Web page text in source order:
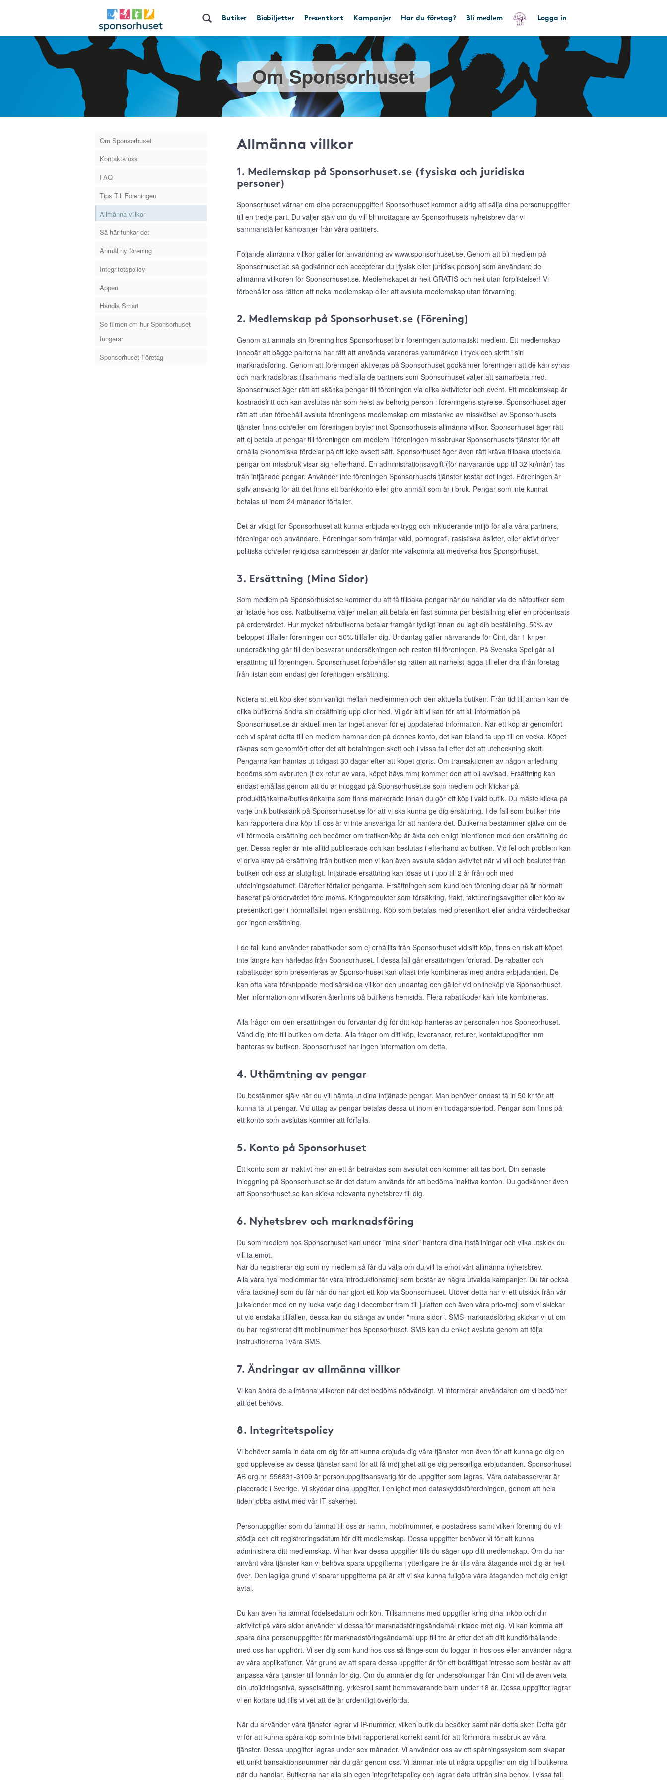
Butiker Biobiljetter Presentkort Kampanjer Har du företag? Bli medlem Logga in
Om Sponsorhuset
Om Sponsorhuset
Kontakta oss
FAQ
Tips Till Föreningen
Allmänna villkor
Så här funkar det
Anmäl ny förening
Integritetspolicy
Appen
Handla Smart
Se filmen om hur Sponsorhuset
fungerar
Sponsorhuset Företag
Allmänna villkor
1. Medlemskap på Sponsorhuset.se (fysiska och juridiska
personer)
Sponsorhuset värnar om dina personuppgifter! Sponsorhuset kommer aldrig att sälja dina personuppgifter
till en tredje part. Du väljer själv om du vill bli mottagare av Sponsorhusets nyhetsbrev där vi
sammanställer kampanjer från våra partners.
Följande allmänna villkor gäller för användning av www.sponsorhuset.se. Genom att bli medlem på
Sponsorhuset.se så godkänner och accepterar du [fysisk eller juridisk person] som användare de
allmänna villkoren för Sponsorhuset.se. Medlemskapet är helt GRATIS och helt utan förpliktelser! Vi
förbehåller oss rätten att neka medlemskap eller att avsluta medlemskap utan förvarning.
2. Medlemskap på Sponsorhuset.se (Förening)
Genom att anmäla sin förening hos Sponsorhuset blir föreningen automatiskt medlem. Ett medlemskap
innebär att bägge parterna har rätt att använda varandras varumärken i tryck och skrift i sin
marknadsföring. Genom att föreningen aktiveras på Sponsorhuset godkänner föreningen att de kan synas
och marknadsföras tillsammans med alla de partners som Sponsorhuset väljer att samarbeta med.
Sponsorhuset äger rätt att skänka pengar till föreningen via olika aktiviteter och event. Ett medlemskap är
kostnadsfritt och kan avslutas när som helst av behörig person i föreningens styrelse. Sponsorhuset äger
rätt att utan förbehåll avsluta föreningens medlemskap om misstanke av misskötsel av Sponsorhusets
tjänster finns och/eller om föreningen bryter mot Sponsorhusets allmänna villkor. Sponsorhuset äger rätt
att ej betala ut pengar till föreningen om medlem i föreningen missbrukar Sponsorhusets tjänster för att
erhålla ekonomiska fördelar på ett icke avsett sätt. Sponsorhuset äger även rätt kräva tillbaka utbetalda
pengar om missbruk visar sig i efterhand. En administrationsavgift (för närvarande upp till 32 kr/mån) tas
från intjänade pengar. Använder inte föreningen Sponsorhusets tjänster kostar det inget. Föreningen är
själv ansvarig för att det finns ett bankkonto eller giro anmält som är i bruk. Pengar som inte kunnat
betalas ut inom 24 månader förfaller.
Det är viktigt för Sponsorhuset att kunna erbjuda en trygg och inkluderande miljö för alla våra partners,
föreningar och användare. Föreningar som främjar våld, pornografi, rasistiska åsikter, eller aktivt driver
politiska och/eller religiösa särintressen är därför inte välkomna att medverka hos Sponsorhuset.
3. Ersättning (Mina Sidor)
Som medlem på Sponsorhuset.se kommer du att få tillbaka pengar när du handlar via de nätbutiker som
är listade hos oss. Nätbutikerna väljer mellan att betala en fast summa per beställning eller en procentsats
på ordervärdet. Hur mycket nätbutikerna betalar framgår tydligt innan du lagt din beställning. 50% av
beloppet tillfaller föreningen och 50% tillfaller dig. Undantag gäller närvarande för Cint, där 1 kr per
undersökning går till den besvarar undersökningen och resten till föreningen. På Svenska Spel går all
ersättning till föreningen. Sponsorhuset förbehåller sig rätten att närhelst lägga till eller dra ifrån företag
från listan som endast ger föreningen ersättning.
Notera att ett köp sker som vanligt mellan medlemmen och den aktuella butiken. Från tid till annan kan de
olika butikerna ändra sin ersättning upp eller ned. Vi gör allt vi kan för att all information på
Sponsorhuset.se är aktuell men tar inget ansvar för ej uppdaterad information. När ett köp är genomfört
och vi spårat detta till en medlem hamnar den på dennes konto, det kan ibland ta upp till en vecka. Köpet
räknas som genomfört efter det att betalningen skett och i vissa fall efter det att utcheckning skett.
Pengarna kan hämtas ut tidigast 30 dagar efter att köpet gjorts. Om transaktionen av någon anledning
bedöms som avbruten (t ex retur av vara, köpet hävs mm) kommer den att bli avvisad. Ersättning kan
endast erhållas genom att du är inloggad på Sponsorhuset.se som medlem och klickar på
produktlänkarna/butikslänkarna som finns markerade innan du gör ett köp i vald butik. Du måste klicka på
varje unik butikslänk på Sponsorhuset.se för att vi ska kunna ge dig ersättning. I de fall som butiker inte
kan rapportera dina köp till oss är vi inte ansvariga för att hantera det. Butikerna bestämmer själva om de
vill förmedla ersättning och bedömer om trafiken/köp är äkta och enligt intentionen med den ersättning de
ger. Dessa regler är inte alltid publicerade och kan beslutas i efterhand av butiken. Vid fel och problem kan
vi driva krav på ersättning från butiken men vi kan även avsluta sådan aktivitet när vi vill och beslutet från
butiken och oss är slutgiltigt. Intjänade ersättning kan lösas ut i upp till 2 år från och med
utdelningsdatumet. Därefter förfaller pengarna. Ersättningen som kund och förening delar på är normalt
baserat på ordervärdet före moms. Kringprodukter som försäkring, frakt, faktureringsavgifter eller köp av
presentkort ger i normalfallet ingen ersättning. Köp som betalas med presentkort eller andra värdecheckar
ger ingen ersättning.
I de fall kund använder rabattkoder som ej erhållits från Sponsorhuset vid sitt köp, finns en risk att köpet
inte längre kan härledas från Sponsorhuset. I dessa fall går ersättningen förlorad. De rabatter och
rabattkoder som presenteras av Sponsorhuset kan oftast inte kombineras med andra erbjudanden. De
kan ofta vara förknippade med särskilda villkor och undantag och gäller vid onlineköp via Sponsorhuset.
Mer information om villkoren återfinns på butikens hemsida. Flera rabattkoder kan inte kombineras.
Alla frågor om den ersättningen du förväntar dig för ditt köp hanteras av personalen hos Sponsorhuset.
Vänd dig inte till butiken om detta. Alla frågor om ditt köp, leveranser, returer, kontaktuppgifter mm
hanteras av butiken. Sponsorhuset har ingen information om detta.
4. Uthämtning av pengar
Du bestämmer själv när du vill hämta ut dina intjänade pengar. Man behöver endast få in 50 kr för att
kunna ta ut pengar. Vid uttag av pengar betalas dessa ut inom en tiodagarsperiod. Pengar som finns på
ett konto som avslutas kommer att förfalla.
5. Konto på Sponsorhuset
Ett konto som är inaktivt mer än ett år betraktas som avslutat och kommer att tas bort. Din senaste
inloggning på Sponsorhuset.se är det datum används för att bedöma inaktiva konton. Du godkänner även
att Sponsorhuset.se kan skicka relevanta nyhetsbrev till dig.
6. Nyhetsbrev och marknadsföring
Du som medlem hos Sponsorhuset kan under "mina sidor" hantera dina inställningar och vilka utskick du
vill ta emot.
När du registrerar dig som ny medlem så får du välja om du vill ta emot vårt allmänna nyhetsbrev.
Alla våra nya medlemmar får våra introduktionsmejl som består av några utvalda kampanjer. Du får också
våra tackmejl som du får när du har gjort ett köp via Sponsorhuset. Utöver detta har vi ett utskick från vår
julkalender med en ny lucka varje dag i december fram till julafton och även våra prio-mejl som vi skickar
ut vid enstaka tillfällen, dessa kan du stänga av under "mina sidor". SMS-marknadsföring skickar vi ut om
du har registrerat ditt mobilnummer hos Sponsorhuset. SMS kan du enkelt avsluta genom att följa
instruktionerna i våra SMS.
7. Ändringar av allmänna villkor
Vi kan ändra de allmänna villkoren när det bedöms nödvändigt. Vi informerar användaren om vi bedömer
att det behövs.
8. Integritetspolicy
Vi behöver samla in data om dig för att kunna erbjuda dig våra tjänster men även för att kunna ge dig en
god upplevelse av dessa tjänster samt för att få möjlighet att ge dig personliga erbjudanden. Sponsorhuset
AB org.nr. 556831-3109 är personuppgiftsansvarig för de uppgifter som lagras. Våra databasservrar är
placerade i Sverige. Vi skyddar dina uppgifter, i enlighet med dataskyddsförordningen, genom att hela
tiden jobba aktivt med vår IT-säkerhet.
Personuppgifter som du lämnat till oss är namn, mobilnummer, e-postadress samt vilken förening du vill
stödja och ett registreringsdatum för ditt medlemskap. Dessa uppgifter behöver vi för att kunna
administrera ditt medlemskap. Vi har kvar dessa uppgifter tills du säger upp ditt medlemskap. Om du har
använt våra tjänster kan vi behöva spara uppgifterna i ytterligare tre år tills våra åtagande mot dig är helt
över. Den lagliga grund vi sparar uppgifterna på är att vi ska kunna fullgöra våra åtaganden mot dig enligt
avtal.
Du kan även ha lämnat födelsedatum och kön. Tillsammans med uppgifter kring dina inköp och din
aktivitet på våra sidor använder vi dessa för marknadsföringsändamål riktade mot dig. Vi kan komma att
spara dina personuppgifter för marknadsföringsändamål upp till tre år efter det att ditt kundförhållande
med oss har upphört. Vi ser dig som kund hos oss så länge som du loggar in hos oss eller använder några
av våra applikationer. Vår grund av att spara dessa uppgifter är för ett berättigat intresse som består av att
anpassa våra tjänster till förmån för dig. Om du anmäler dig för undersökningar från Cint vill de även veta
din utbildningsnivå, sysselsättning, yrkesroll samt hemmavarande barn under 18 år. Dessa uppgifter lagrar
vi en kortare tid tills vi vet att de är ordentligt överförda.
När du använder våra tjänster lagrar vi IP-nummer, vilken butik du besöker samt när detta sker. Detta gör
vi för att kunna spåra köp som inte blivit rapporterat korrekt samt för att förhindra missbruk av våra
tjänster. Dessa uppgifter lagras under sex månader. Vi använder oss av ett spårningssystem som skapar
ett unikt transaktionsnummer när du går genom oss. Vi lämnar inte ut några uppgifter om dig till butikerna
när du handlar. Butikerna har alla sin egen integritetspolicy och lagrar data utifrån sina behov. I vissa fall